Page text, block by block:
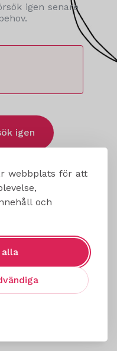
webbplats för att
och
igen senare
igen